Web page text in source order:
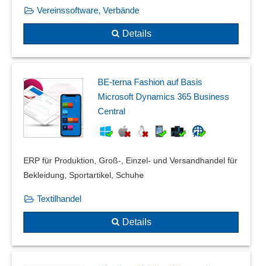
Vereinssoftware, Verbände
Details
BE-terna Fashion auf Basis
Microsoft Dynamics 365 Business
Central
ERP für Produktion, Groß-, Einzel- und Versandhandel für
Bekleidung, Sportartikel, Schuhe
Textilhandel
Details